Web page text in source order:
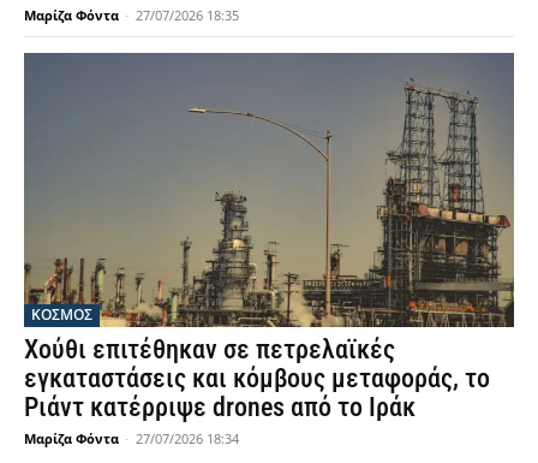
Μαρίζα Φόντα - 27/07/2026 18:35
ΚΟΣΜΟΣ
Χούθι επιτέθηκαν σε πετρελαϊκές
εγκαταστάσεις και κόμβους μεταφοράς, το
Ριάντ κατέρριψε drones από το Ιράκ
Μαρίζα Φόντα - 27/07/2026 18:34